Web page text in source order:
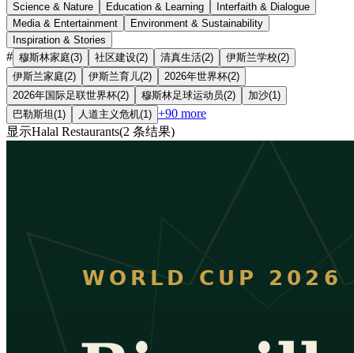
Science & Nature
Education & Learning
Interfaith & Dialogue
Media & Entertainment
Environment & Sustainability
Inspiration & Stories
# 穆斯林家庭(3) 社区建设(2) 清真生活(2) 伊斯兰学校(2)
伊斯兰家庭(2) 伊斯兰育儿(2) 2026年世界杯(2)
2026年国际足联世界杯(2) 穆斯林足球运动员(2) 加沙(1 )
巴勒斯坦(1 ) 人道主义危机(1 ) +90 more
显示Halal Restaurants(2 条结果)